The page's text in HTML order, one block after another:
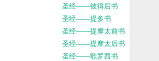
圣经——彼得后书
圣经——提多书
圣经——提摩太前书
圣经——提摩太后书
圣经——歌罗西书